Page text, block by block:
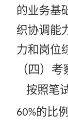
的业务基
织协调能
力和岗位
（四）考
按照笔
60%的比